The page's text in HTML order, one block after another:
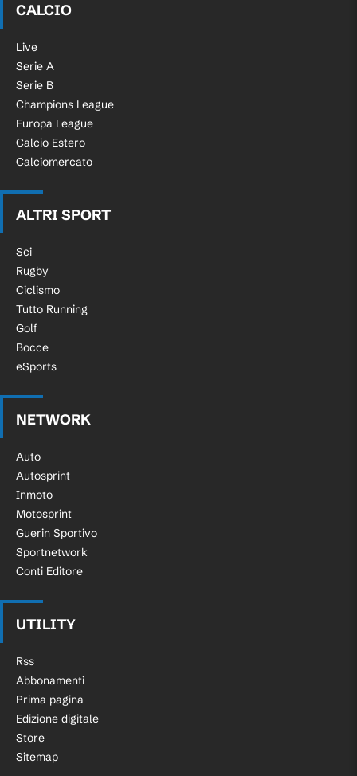
CALCIO
Live
Serie A
Serie B
Champions League
Europa League
Calcio Estero
Calciomercato
ALTRI SPORT
Sci
Rugby
Ciclismo
Tutto Running
Golf
Bocce
eSports
NETWORK
Auto
Autosprint
Inmoto
Motosprint
Guerin Sportivo
Sportnetwork
Conti Editore
UTILITY
Rss
Abbonamenti
Prima pagina
Edizione digitale
Store
Sitemap